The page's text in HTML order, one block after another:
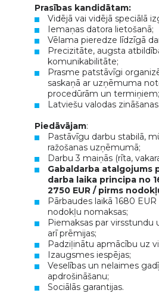
Prasības kandidātam:
Vidējā vai vidējā speciālā
Iemaņas datora lietošanā;
Vēlama pieredze līdzīgā
Precizitāte, augsta
komunikabilitāte;
Prasme patstāvīgi
saskaņā ar uzņēmuma
procedūrām un termiņiem;
Latviešu valodas zināšanas.
Piedāvājam:
Pastāvīgu darbu stabilā,
ražošanas uzņēmumā;
Darbu 3 maiņās (rīta,
Gabaldarba atalgojums
darba laika principa no
2750 EUR / pirms
Pārbaudes laikā 1680
nodokļu nomaksas;
Piemaksas par virsstundu
arī prēmijas;
Padziļinātu apmācību uz
Izaugsmes iespējas;
Veselības un nelaimes
apdrošināšanu;
Sociālās garantijas.